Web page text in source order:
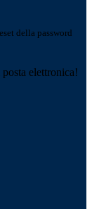
della password
elettronica!